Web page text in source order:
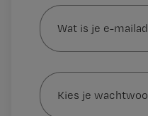
Wat
is
je
mailadres?
Kies
je
wachtwoord